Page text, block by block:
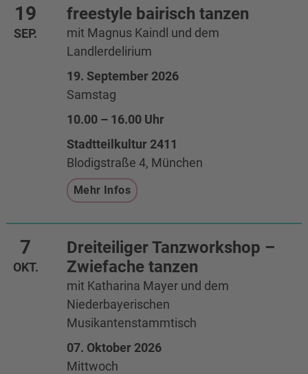
freestyle bairisch tanzen
mit Magnus Kaindl und dem
Landlerdelirium
19
SEP.
19. September 2026
Samstag
10.00 – 16.00 Uhr
Stadtteilkultur 2411
Blodigstraße 4, München
Mehr Infos
Dreiteiliger Tanzworkshop –
Zwiefache tanzen
mit Katharina Mayer und dem
Niederbayerischen
Musikantenstammtisch
7
OKT.
07. Oktober 2026
Mittwoch